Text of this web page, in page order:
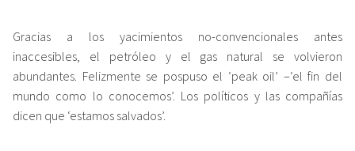
Gracias a los yacimientos no-convencionales antes
inaccesibles, el petróleo y el gas natural se volvieron
abundantes. Felizmente se pospuso el ‘peak oil’ –‘el fin del
mundo como lo conocemos’. Los políticos y las compañías
dicen que ‘estamos salvados’.